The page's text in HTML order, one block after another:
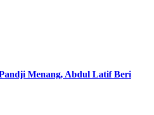
Menang, Abdul Latif Beri